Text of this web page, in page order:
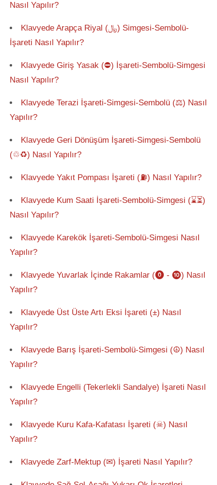
Nasıl Yapılır?
Klavyede Arapça Riyal (﷼) Simgesi-Sembolü-
İşareti Nasıl Yapılır?
Klavyede Giriş Yasak (⛔) İşareti-Sembolü-Simgesi
Nasıl Yapılır?
Klavyede Terazi İşareti-Simgesi-Sembolü (⚖) Nasıl
Yapılır?
Klavyede Geri Dönüşüm İşareti-Simgesi-Sembolü
(♲♻) Nasıl Yapılır?
Klavyede Yakıt Pompası İşareti (⛽) Nasıl Yapılır?
Klavyede Kum Saati İşareti-Sembolü-Simgesi (⌛⏳)
Nasıl Yapılır?
Klavyede Karekök İşareti-Sembolü-Simgesi Nasıl
Yapılır?
Klavyede Yuvarlak İçinde Rakamlar (⓿ - ❿) Nasıl
Yapılır?
Klavyede Üst Üste Artı Eksi İşareti (±) Nasıl
Yapılır?
Klavyede Barış İşareti-Sembolü-Simgesi (☮) Nasıl
Yapılır?
Klavyede Engelli (Tekerlekli Sandalye) İşareti Nasıl
Yapılır?
Klavyede Kuru Kafa-Kafatası İşareti (☠) Nasıl
Yapılır?
Klavyede Zarf-Mektup (✉) İşareti Nasıl Yapılır?